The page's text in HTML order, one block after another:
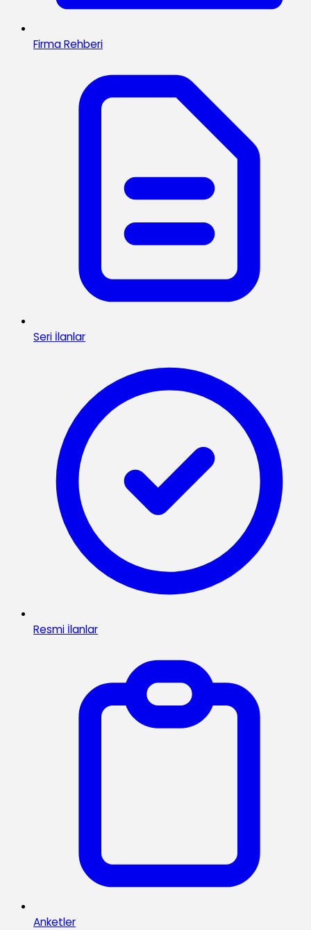
Firma Rehberi
Seri İlanlar
Resmi İlanlar
Anketler